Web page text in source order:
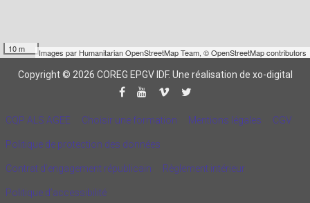
10 m Images par Humanitarian OpenStreetMap Team, © OpenStreetMap contributors
Copyright © 2026 COREG EPGV IDF. Une réalisation de xo-digital
CQP ALS AGEE Choisir une formation Mentions légales CGV
Politique de protection des données
Contrat d'engagement républicain Règlement intérieur
Politique d’accessibilité